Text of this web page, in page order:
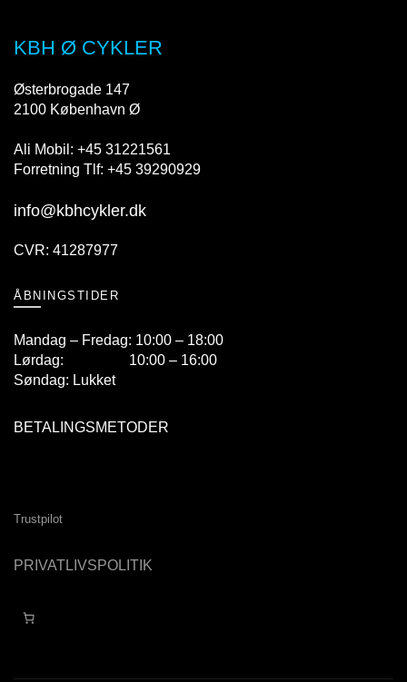
på
KBH Ø CYKLER
Østerbrogade 147
2100 København Ø
Ali Mobil: +45 31221561
Forretning Tlf: +45 39290929
info@kbhcykler.dk
CVR: 41287977
ÅBNINGSTIDER
Mandag – Fredag: 10:00 – 18:00
Lørdag: 10:00 – 16:00
Søndag: Lukket
BETALINGSMETODER
Trustpilot
PRIVATLIVSPOLITIK